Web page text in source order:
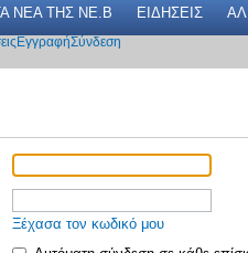
ΝΕΑ THΣ NE.B ΕΙΔΗΣΕΙΣ
ΕγγραφήΣύνδεση
Ξέχασα τον κωδικό μου